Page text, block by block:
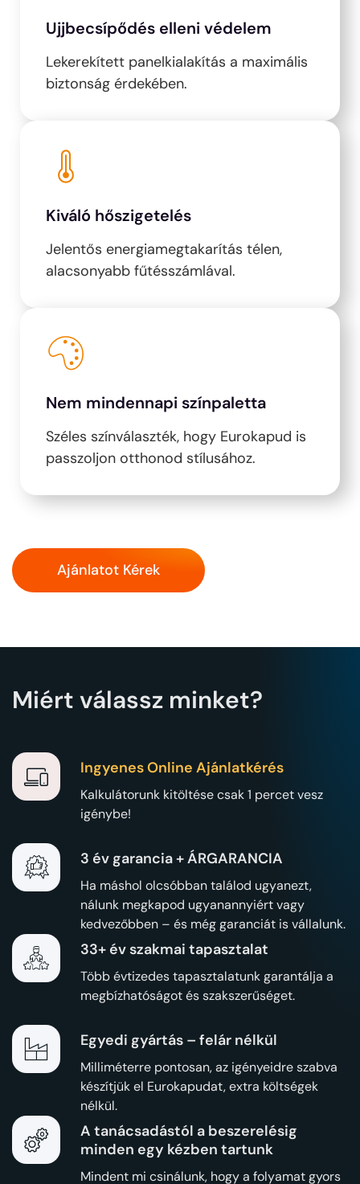
Ujjbecsípődés elleni védelem
Lekerekített panelkialakítás a maximális
biztonság érdekében.
Kiváló hőszigetelés
Jelentős energiamegtakarítás télen,
alacsonyabb fűtésszámlával.
Nem mindennapi színpaletta
Széles színválaszték, hogy Eurokapud is
passzoljon otthonod stílusához.
Ajánlatot Kérek
Miért válassz minket?
Ingyenes Online Ajánlatkérés
Kalkulátorunk kitöltése csak 1 percet vesz
igénybe!
3 év garancia + ÁRGARANCIA
Ha máshol olcsóbban találod ugyanezt,
nálunk megkapod ugyanannyiért vagy
kedvezőbben – és még garanciát is vállalunk.
33+ év szakmai tapasztalat
Több évtizedes tapasztalatunk garantálja a
megbízhatóságot és szakszerűséget.
Egyedi gyártás – felár nélkül
Milliméterre pontosan, az igényeidre szabva
készítjük el Eurokapudat, extra költségek
nélkül.
A tanácsadástól a beszerelésig
minden egy kézben tartunk
Mindent mi csinálunk, hogy a folyamat gyors